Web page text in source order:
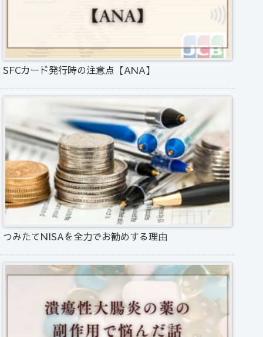
SFCカード発行時の注意点【ANA】
つみたてNISAを全力でお勧めする理由